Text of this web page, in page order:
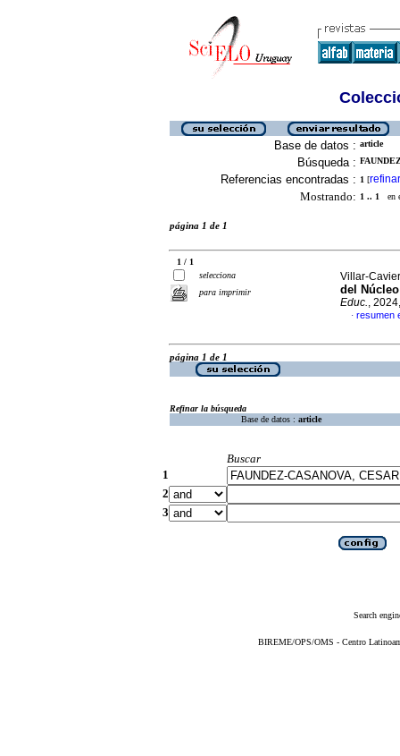
Base de datos : article
Búsqueda :
Referencias encontradas : 1 [refinar
Mostrando: 1 .. 1 en
página 1 de 1
1 / 1
selecciona
para imprimir
Villar-
del
Educ.,
· resumen
página 1 de 1
Refinar la búsqueda
Base de datos : article
Buscar
1
2
3
Search
BIREME/OPS/OMS - Centro